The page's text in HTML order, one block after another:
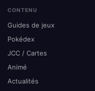
CONTENU
Guides de jeux
Pokédex
JCC / Cartes
Animé
Actualités